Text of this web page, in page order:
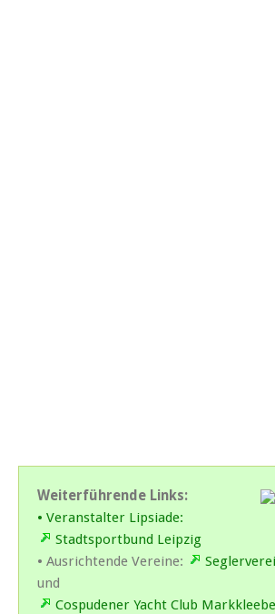
Weiterführende Links:
• Veranstalter Lipsiade:
Stadtsportbund Leipzig
• Ausrichtende Vereine:
und
Cospudener Yacht Club